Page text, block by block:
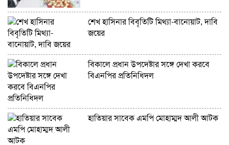
শেখ হাসিনার বিবৃতিটি মিথ্যা-বানোয়াট, দাবি
জয়ের
বিকালে প্রধান উপদেষ্টার সঙ্গে দেখা করবে
বিএনপির প্রতিনিধিদল
হাতিয়ার সাবেক এমপি মোহাম্মদ আলী আটক